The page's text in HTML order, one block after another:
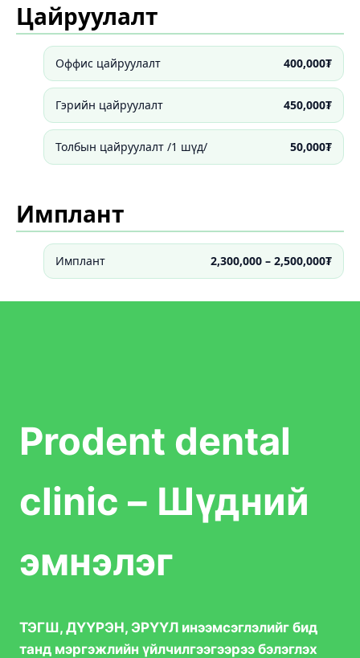
Цайруулалт
Оффис цайруулалт 400,000₮
Гэрийн цайруулалт 450,000₮
Толбын цайруулалт /1 шүд/ 50,000₮
Имплант
Имплант 2,300,000 – 2,500,000₮
Prodent dental
clinic – Шүдний
эмнэлэг
ТЭГШ, ДҮҮРЭН, ЭРҮҮЛ инээмсэглэлийг бид
танд мэргэжлийн үйлчилгээгээрээ бэлэглэх